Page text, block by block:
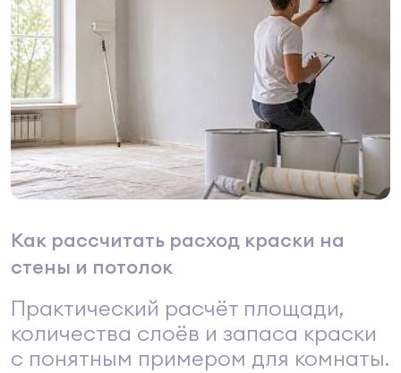
Как рассчитать расход краски на
стены и потолок
Практический расчёт площади,
количества слоёв и запаса краски
с понятным примером для комнаты.